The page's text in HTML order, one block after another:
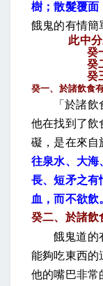
樹；散髮覆面
餓鬼的有情簡
此中分
癸
癸
癸
癸一、於諸飲食
「於諸
他在找到了飲
礙，是在來自
往泉水、大海
長、短矛之有
血，而不欲飲
癸二、於諸飲
餓鬼道的
能夠吃東西的
他的嘴巴非常